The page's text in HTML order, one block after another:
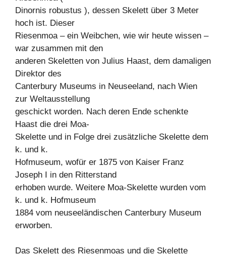
Dinornis robustus ), dessen Skelett über 3 Meter
hoch ist. Dieser
Riesenmoa – ein Weibchen, wie wir heute wissen –
war zusammen mit den
anderen Skeletten von Julius Haast, dem damaligen
Direktor des
Canterbury Museums in Neuseeland, nach Wien
zur Weltausstellung
geschickt worden. Nach deren Ende schenkte
Haast die drei Moa-
Skelette und in Folge drei zusätzliche Skelette dem
k. und k.
Hofmuseum, wofür er 1875 von Kaiser Franz
Joseph I in den Ritterstand
erhoben wurde. Weitere Moa-Skelette wurden vom
k. und k. Hofmuseum
1884 vom neuseeländischen Canterbury Museum
erworben.
Das Skelett des Riesenmoas und die Skelette